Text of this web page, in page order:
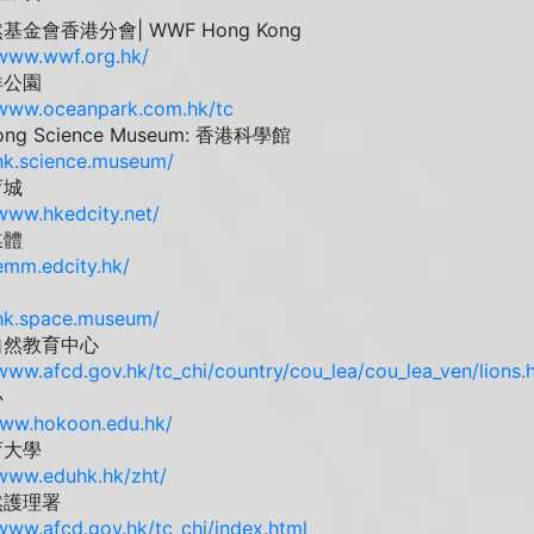
金會香港分會| WWF Hong Kong
園
tc
Science Museum: 香港科學館
教育中心
tc_chi/country/cou_lea/cou_lea_ven/
學
zht/
理署
tc_chi/index.html